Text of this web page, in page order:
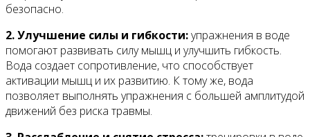
безопасно.
2. Улучшение силы и гибкости:упражнения в воде
помогают развивать силу мышц и улучшить гибкость.
Вода создает сопротивление, что способствует
активации мышц и их развитию. К тому же, вода
позволяет выполнять упражнения с большей амплитудой
движений без риска травмы.